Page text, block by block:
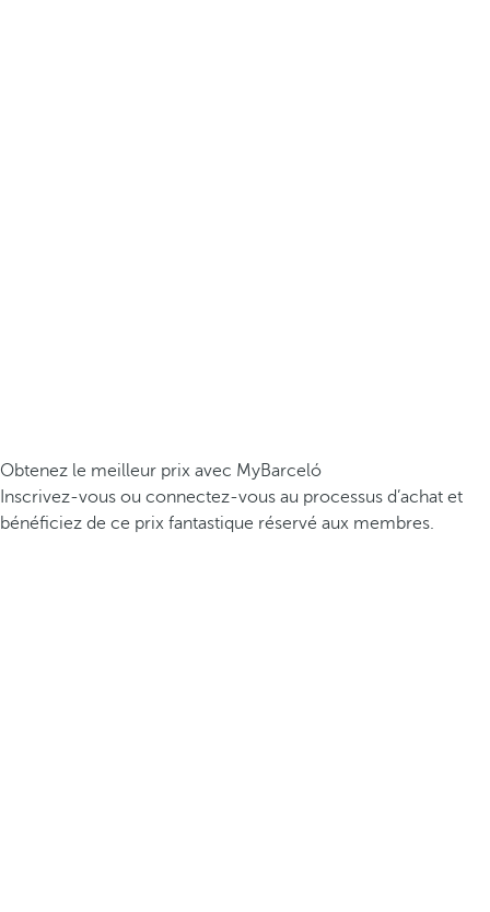
Obtenez le meilleur prix avec MyBarceló
Inscrivez-vous ou connectez-vous au processus d’achat et
bénéficiez de ce prix fantastique réservé aux membres.